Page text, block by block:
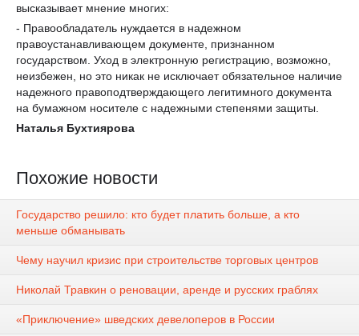
высказывает мнение многих:
- Правообладатель нуждается в надежном
правоустанавливающем документе, признанном
государством. Уход в электронную регистрацию, возможно,
неизбежен, но это никак не исключает обязательное наличие
надежного правоподтверждающего легитимного документа
на бумажном носителе с надежными степенями защиты.
Наталья Бухтиярова
Похожие новости
Государство решило: кто будет платить больше, а кто
меньше обманывать
Чему научил кризис при строительстве торговых центров
Николай Травкин о реновации, аренде и русских граблях
«Приключение» шведских девелоперов в России